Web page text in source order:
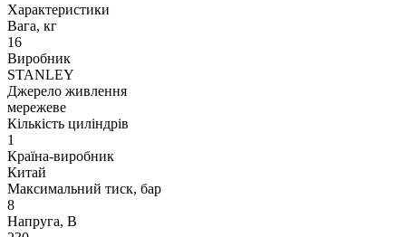
Характеристики
Вага, кг
16
Виробник
STANLEY
Джерело живлення
мережеве
Кількість циліндрів
1
Країна-виробник
Китай
Максимальний тиск, бар
8
Напруга, В